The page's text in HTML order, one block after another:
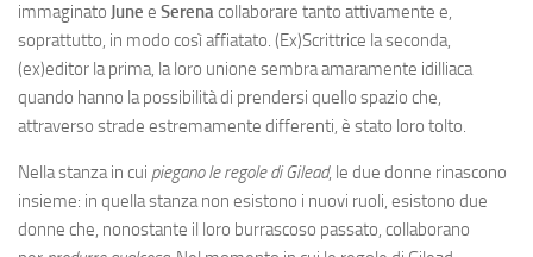
immaginato June e Serenacollaborare tanto attivamente e,
soprattutto, in modo così affiatato. (Ex)Scrittrice la seconda,
(ex)editor la prima, la loro unione sembra amaramente idilliaca
quando hanno la possibilità di prendersi quello spazio che,
attraverso strade estremamente differenti, è stato loro tolto.
Nella stanza in cui piegano le regole di Gilead, le due donne rinascono
insieme: in quella stanza non esistono i nuovi ruoli, esistono due
donne che, nonostante il loro burrascoso passato, collaborano